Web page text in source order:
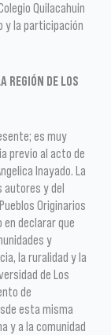
Quilacahuin
y la participación
REGIÓN DE LOS
es muy
previo al acto de
Inayado. La
autores y del
Originarios
en declarar que
y
la ruralidad y la
de Los
de
esta misma
y a la comunidad